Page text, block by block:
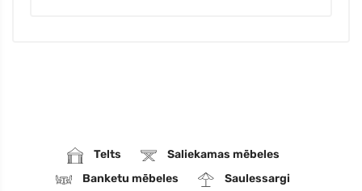
Telts
Saliekamas mēbeles
Banketu mēbeles
Saulessargi